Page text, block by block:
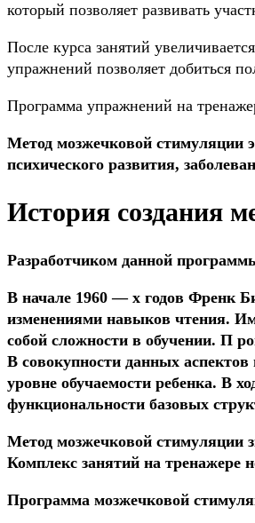
который позволяет развивать
После курса занятий
упражнений позволяет добиться
Программа упражнений на
Метод мозжечковой стимуляции
психического развития,
История создания
Разработчиком данной
В начале 1960 — х годов Френк
изменениями навыков чтения.
собой сложности в обучении. П
В совокупности данных
уровне обучаемости ребенка. В
функциональности базовых
Метод мозжечковой стимуляции
Комплекс занятий на тренажере
Программа мозжечковой